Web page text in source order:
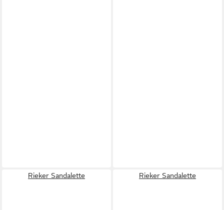
Rieker Sandalette Rieker Sandalette